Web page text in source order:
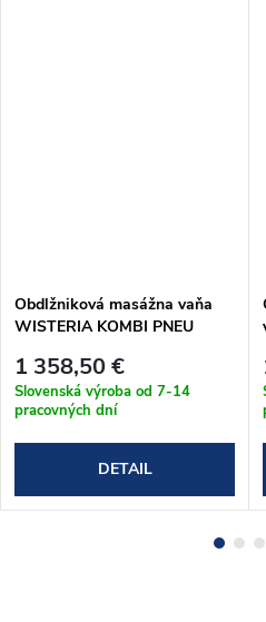
Obdlžniková masážna vaňa
WISTERIA KOMBI PNEU
1 358,50 €
Slovenská výroba od 7-14
pracovných dní
DETAIL